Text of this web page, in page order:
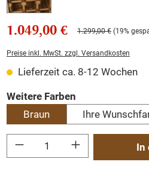
1.049,00 € 1.299,00 € (19%
Preise inkl. MwSt. zzgl. Versandkosten
Lieferzeit ca. 8-12 Wochen
Weitere Farben
Braun
Ihre
Produkt Anzahl: Gib den gewünschten
In